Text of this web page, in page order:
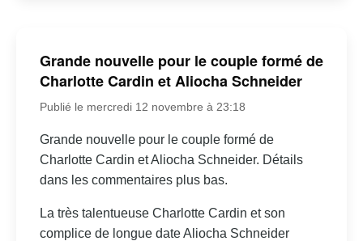
Grande nouvelle pour le couple formé de
Charlotte Cardin et Aliocha Schneider
Publié le mercredi 12 novembre à 23:18
Grande nouvelle pour le couple formé de
Charlotte Cardin et Aliocha Schneider. Détails
dans les commentaires plus bas.
La très talentueuse Charlotte Cardin et son
complice de longue date Aliocha Schneider